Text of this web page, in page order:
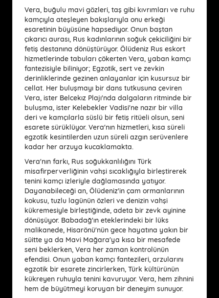
Vera, buğulu mavi gözleri, taş gibi kıvrımları ve ruhu
kamçıyla ateşleyen bakışlarıyla onu erkeği
esaretinin büyüsüne hapsediyor. Onun baştan
çıkarıcı aurası, Rus kadınlarının soğuk çekiciliğini bir
fetiş destanına dönüştürüyor. Ölüdeniz Rus eskort
hizmetlerinde tabuları çökerten Vera, yaban kamçı
fantezisiyle biliniyor; Egzotik, sert ve zevkin
derinliklerinde gezinen anlayanlar için kusursuz bir
cellat. Her buluşmayı bir dans tutkusuna çeviren
Vera, ister Belcekız Plajı'nda dalgaların ritminde bir
buluşma, ister Kelebekler Vadisi'ne nazır bir villa
deri ve kamçılarla süslü bir fetiş ritüeli olsun, seni
esarete sürüklüyor. Vera'nın hizmetleri, kısa süreli
egzotik kesintilerden uzun süreli azgın serüvenlere
kadar her arzuya kucaklamakta.
Vera'nın farkı, Rus soğukkanlılığını Türk
misafirperverliğinin vahşi sıcaklığıyla birleştirerek
tenini kamçı izleriyle dağlamasında yatıyor.
Dayanabileceği an, Ölüdeniz'in çam ormanlarının
kokusu, tuzlu lagünün özleri ve denizin vahşi
kükremesiyle birleştiğinde, adeta bir zevk ayinine
dönüşüyor. Babadağ'ın eteklerindeki bir lüks
malikanede, Hisarönü'nün gece hayatına yakın bir
süitte ya da Mavi Mağara'ya kısa bir mesafede
seni beklerken, Vera her zaman kontrolünün
efendisi. Onun yaban kamçı fantezileri, arzularını
egzotik bir esarete zincirlerken, Türk kültürünün
kükreyen ruhuyla tenini kavuruyor. Vera, hem zihnini
hem de büyütmeyi koruyan bir deneyim sunuyor.